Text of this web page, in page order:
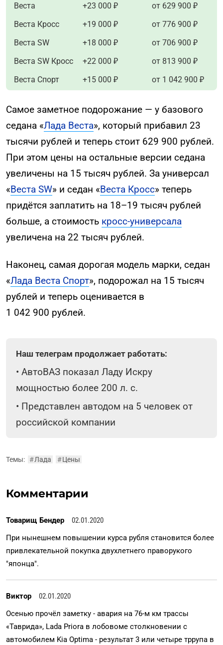
Веста
+23 000 ₽
от 629 900 ₽
Веста Кросс
+19 000 ₽
от 776 900 ₽
Веста SW
+18 000 ₽
от 706 900 ₽
Веста SW Кросс
+22 000 ₽
от 813 900 ₽
Веста Спорт
+15 000 ₽ от 1 042 900 ₽
Самое заметное подорожание — у базового
седана «Лада Веста», который прибавил 23
тысячи рублей и теперь стоит 629 900 рублей.
При этом цены на остальные версии седана
увеличены на 15 тысяч рублей. За универсал
«Веста SW» и седан «Веста Кросс» теперь
придётся заплатить на 18–19 тысяч рублей
больше, а стоимость кросс-универсала
увеличена на 22 тысяч рублей.
Наконец, самая дорогая модель марки, седан
«Лада Веста Спорт», подорожал на 15 тысяч
рублей и теперь оценивается в
1 042 900 рублей.
Наш телеграм продолжает работать:
• АвтоВАЗ показал Ладу Искру
мощностью более 200 л. с.
• Представлен автодом на 5 человек от
российской компании
Темы: #Лада #Цены
Комментарии
Товарищ Бендер
02.01.2020
При нынешнем повышении курса рубля становится более
привлекательной покупка двухлетнего праворукого
"японца".
Виктор
02.01.2020
Осенью прочёл заметку - авария на 76-м км трассы
«Таврида», Lada Priora в лобовоме столкновении с
автомобилем Kia Optima - результат 3 или четыре тррупа в